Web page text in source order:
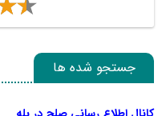
جستجو شده ها